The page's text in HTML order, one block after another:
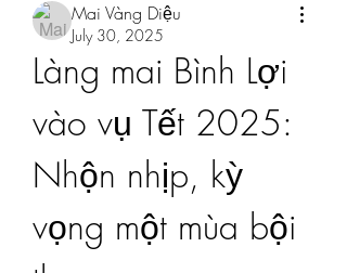
Mai Vàng Diệu
July 30, 2025
Làng mai Bình Lợi
vào vụ Tết 2025:
Nhộn nhịp, kỳ
vọng một mùa bội